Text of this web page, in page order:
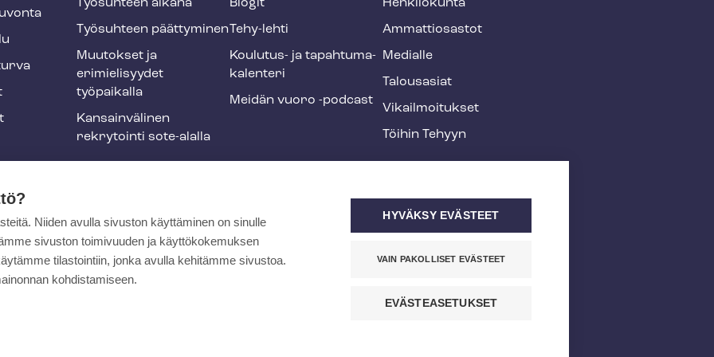
Työsuhteen aikana
Työsuhteen päättyminen
Muutokset ja
erimielisyydet
työpaikalla
Kansainvälinen
rekrytointi sote-alalla
Blogit
Tehy-lehti
Koulutus- ja ta­pah­tu­ma­
ka­len­te­ri
Meidän vuoro -podcast
Henkilökunta
Ammattiosastot
Medialle
Talousasiat
Vi­kail­moi­tuk­set
Töihin Tehyyn
Niiden avulla sivuston käyttäminen on sinulle
sivuston toimivuuden ja käyttökokemuksen
tilastointiin, jonka avulla kehitämme sivustoa.
kohdistamiseen.
HYVÄKSY EVÄSTEET
VAIN PAKOLLISET EVÄSTEET
EVÄSTEASETUKSET